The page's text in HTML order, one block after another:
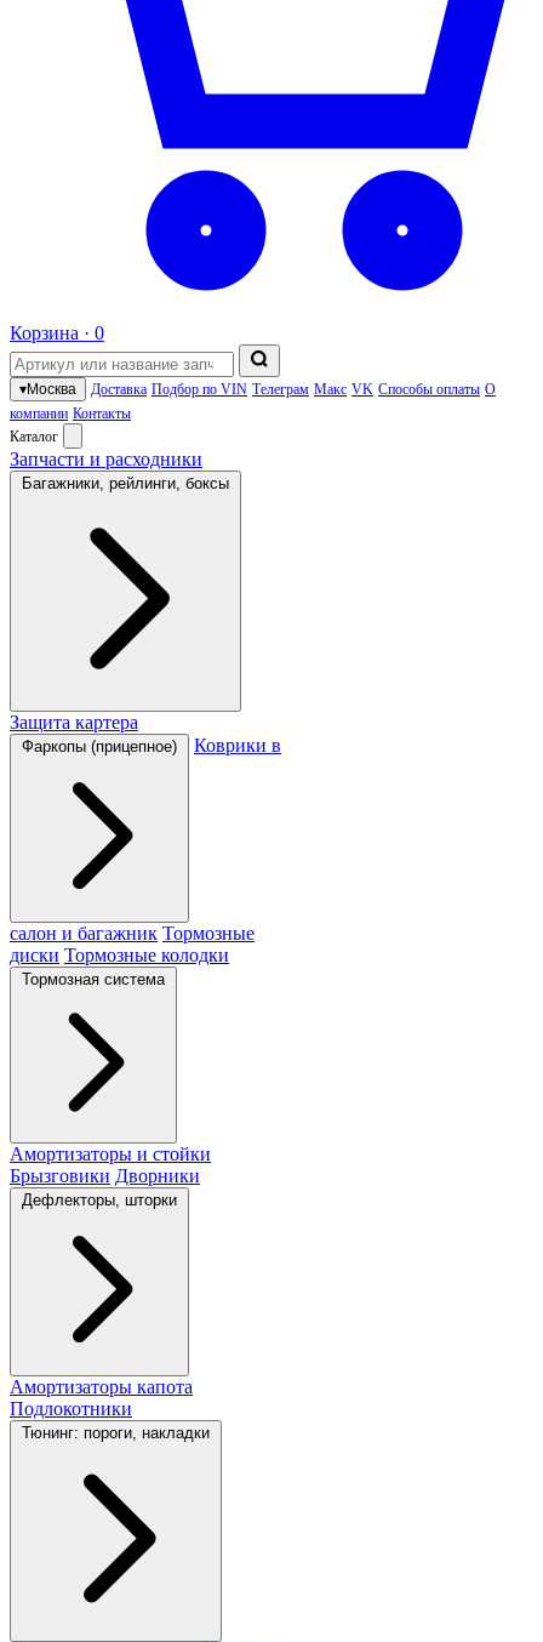
Корзина · 0
▾Москва Доставка Подбор по VIN Телеграм Макс VK Способы оплаты О
компании Контакты
Каталог
Запчасти и расходники
Багажники, рейлинги, боксы
Защита картера
Фаркопы (прицепное) Коврики в
салон и багажник Тормозные
диски Тормозные колодки
Тормозная система
Амортизаторы и стойки
Брызговики Дворники
Дефлекторы, шторки
Амортизаторы капота
Подлокотники
Тюнинг: пороги, накладки